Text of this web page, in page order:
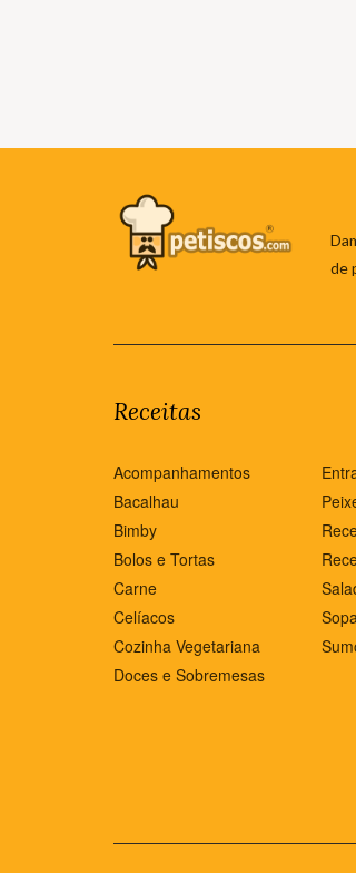
de
Receitas
Acompanhamentos
Bacalhau
Bimby
Bolos e Tortas
Carne
Celíacos
Cozinha Vegetariana
Doces e Sobremesas